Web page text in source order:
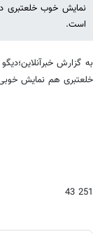
نمایش خوب خلعتبری
است.
به گزارش
خلعتبری هم نمایش
251 43